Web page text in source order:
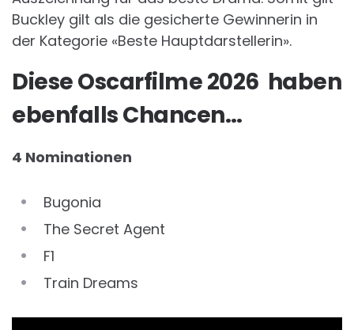
Buckley gilt als die gesicherte Gewinnerin in
der Kategorie «Beste Hauptdarstellerin».
Diese Oscarfilme 2026 haben
ebenfalls Chancen…
4 Nominationen
Bugonia
The Secret Agent
F1
Train Dreams